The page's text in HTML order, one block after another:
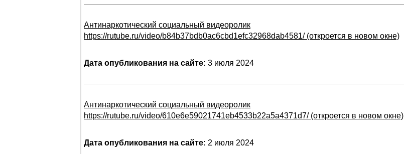
Антинаркотический социальный видеоролик
https://rutube.ru/video/b84b37bdb0ac6cbd1efc32968dab4581/ (откроется в новом окне)
Дата опубликования на сайте: 3 июля 2024
Антинаркотический социальный видеоролик
https://rutube.ru/video/610e6e59021741eb4533b22a5a4371d7/ (откроется в новом окне)
Дата опубликования на сайте: 2 июля 2024